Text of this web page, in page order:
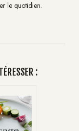
le quotidien.
: